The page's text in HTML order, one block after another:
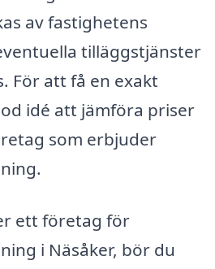
av fastighetens
tilläggstjänster
För att få en exakt
idé att jämföra priser
som erbjuder
ett företag för
i Näsåker, bör du